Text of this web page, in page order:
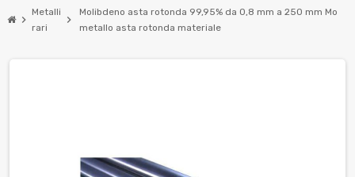
chevron_right
Metalli
rari
chevron_right
Molibdeno asta rotonda 99,95% da 0,8 mm a 250 mm Mo
metallo asta rotonda materiale